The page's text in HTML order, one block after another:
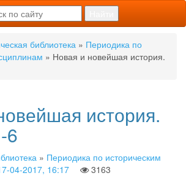
библиотека » Периодика по
» Новая и новейшая история.
история.
6
» Периодика по историческим
04-2017, 16:17
3163